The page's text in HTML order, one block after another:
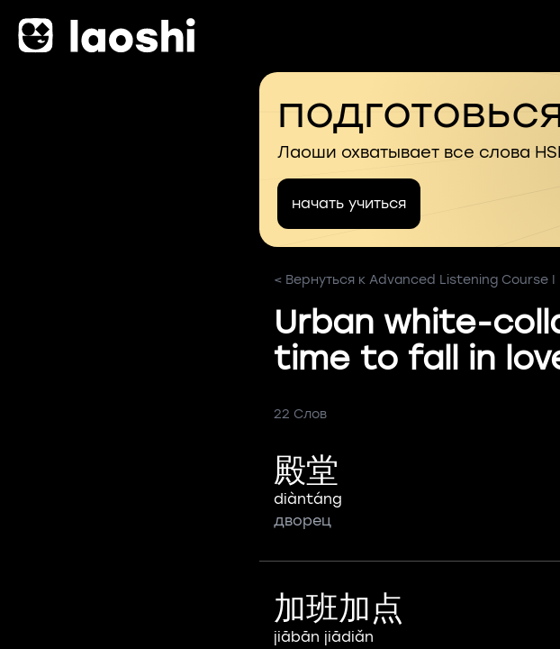
Лаоши охватывает все слова
начать учиться
< Вернуться к Advanced Listening Course I
Urban white-
time to fall in
22 Слов
殿堂
diàntáng
дворец
加班加点
jiābān jiādiǎn